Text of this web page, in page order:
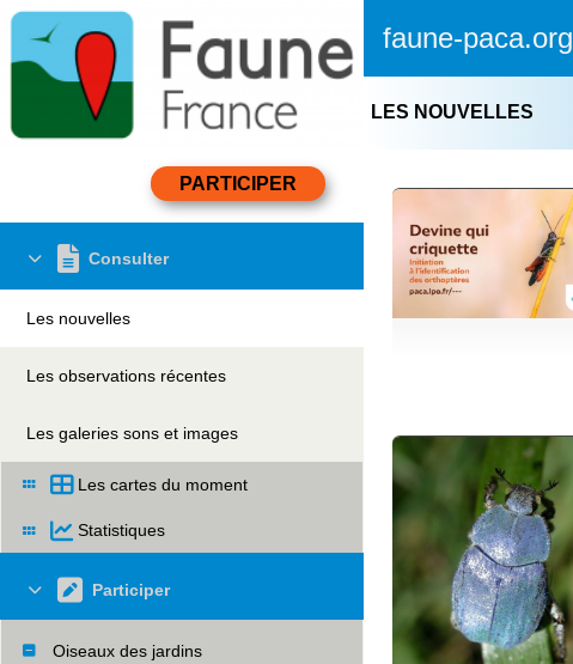
faune-paca.org
Consulter
Les nouvelles
Les observations récentes
Les galeries sons et images
Les cartes du moment
Statistiques
Participer
Oiseaux des jardins
LES NOUVELLES